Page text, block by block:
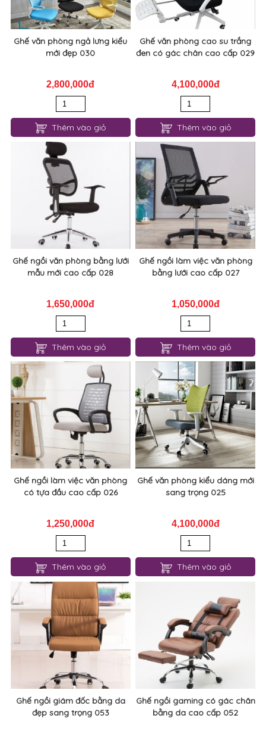
Ghế văn phòng ngả lưng kiểu
mới đẹp 030
2,800,000đ
Thêm vào giỏ
Ghế văn phòng cao su trắng
đen có gác chân cao cấp 029
4,100,000đ
Thêm vào giỏ
Ghế ngồi văn phòng bằng lưới
mẫu mới cao cấp 028
1,650,000đ
Thêm vào giỏ
Ghế ngồi làm việc văn phòng
bằng lưới cao cấp 027
1,050,000đ
Thêm vào giỏ
Ghế ngồi làm việc văn phòng
có tựa đầu cao cấp 026
1,250,000đ
Thêm vào giỏ
Ghế văn phòng kiểu dáng mới
sang trọng 025
4,100,000đ
Thêm vào giỏ
Ghế ngồi giám đốc bằng da
đẹp sang trọng 053
Ghế ngồi gaming có gác chân
bằng da cao cấp 052